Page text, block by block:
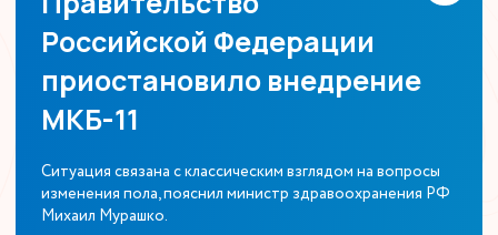
Российской Федерации
приостановило внедрение
МКБ-11
Ситуация связана с классическим взглядом на вопросы
изменения пола, пояснил министр здравоохранения РФ
Михаил Мурашко.